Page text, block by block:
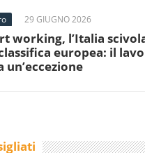
29 GIUGNO 2026
working, l’Italia
europea: il
un’eccezione